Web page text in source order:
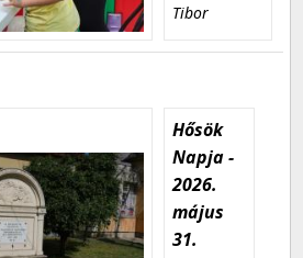
Tibor
Hősök
Napja -
2026.
május
31.